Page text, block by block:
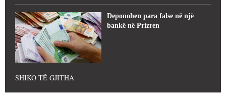
Deponohen para false në një
bankë në Prizren
SHIKO TË GJITHA